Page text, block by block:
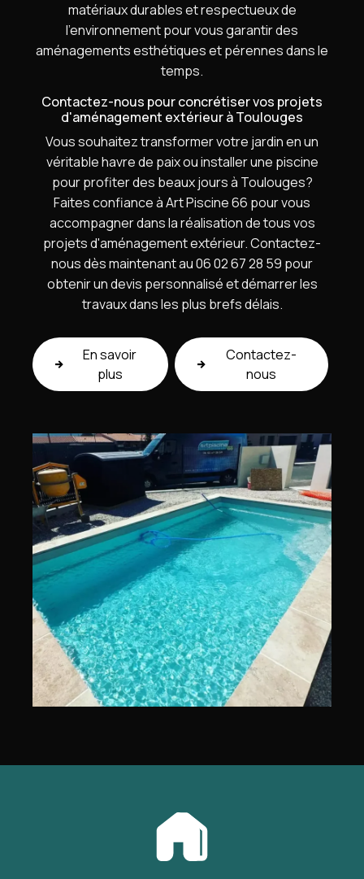
matériaux durables et respectueux de
l'environnement pour vous garantir des
aménagements esthétiques et pérennes dans le
temps.
Contactez-nous pour concrétiser vos projets
d'aménagement extérieur à Toulouges
Vous souhaitez transformer votre jardin en un
véritable havre de paix ou installer une piscine
pour profiter des beaux jours à Toulouges?
Faites confiance à Art Piscine 66 pour vous
accompagner dans la réalisation de tous vos
projets d'aménagement extérieur. Contactez-
nous dès maintenant au 06 02 67 28 59 pour
obtenir un devis personnalisé et démarrer les
travaux dans les plus brefs délais.
En savoir
plus
Contactez-
nous